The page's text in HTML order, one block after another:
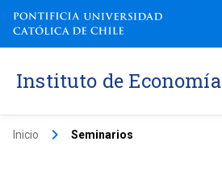
Instituto de Economía
Inicio keyboard_arrow_right Seminarios